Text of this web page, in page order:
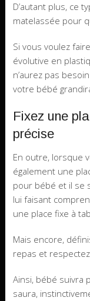
D’autant plus, ce
matelassée pour
Si vous voulez
évolutive en
n’aurez pas
votre bébé
Fixez une
précise
En outre, lorsque
également une
pour bébé et il se
lui faisant
une place fixe à
Mais encore,
repas et
Ainsi, bébé suivra
saura,